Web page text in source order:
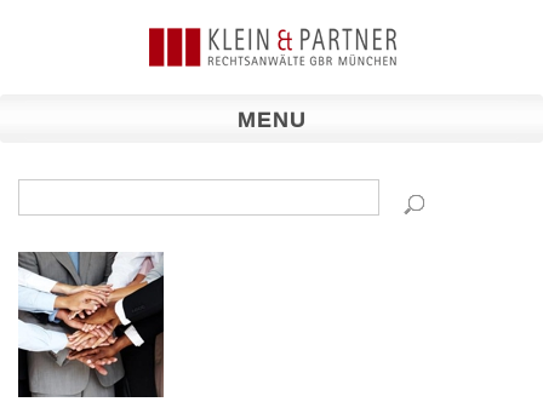
MENU
REFERENZEN▾
ARBEITNEHMER▾
ARBEITGEBER▾